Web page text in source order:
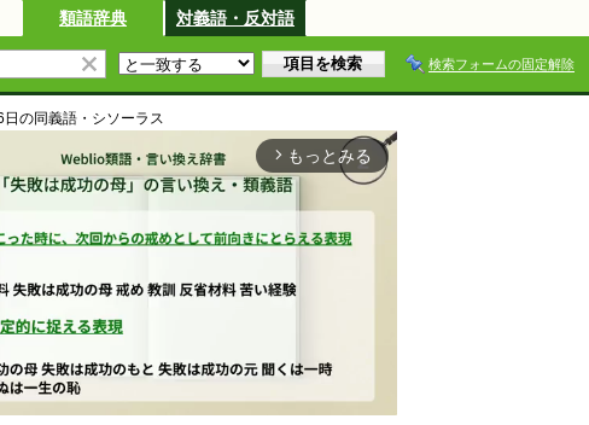
類語辞典 対義語・反対語
検索フォームの固定解除
日 の同義語・シソーラス
arrow_forward_ios もっとみる